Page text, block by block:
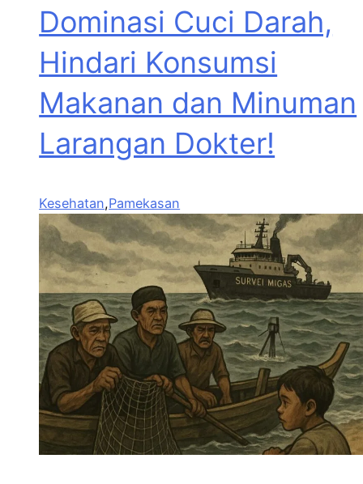
Dominasi Cuci Darah,
Hindari Konsumsi
Makanan dan Minuman
Larangan Dokter!
Kesehatan,Pamekasan